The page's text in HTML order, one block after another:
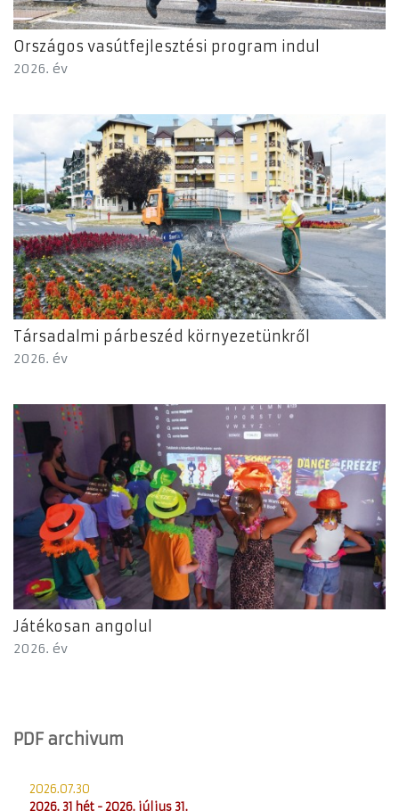
Országos vasútfejlesztési program indul
2026. év
Társadalmi párbeszéd környezetünkről
2026. év
Játékosan angolul
2026. év
PDF archivum
2026.07.30
2026. 31 hét - 2026. július 31.